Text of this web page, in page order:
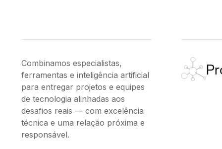
Combinamos especialistas,
ferramentas e inteligência artificial
para entregar projetos e equipes
de tecnologia alinhadas aos
desafios reais — com excelência
técnica e uma relação próxima e
responsável. ​